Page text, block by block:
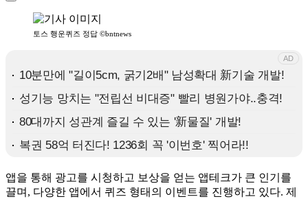
토스 행운퀴즈 정답 ©bntnews
앱을 통해 광고를 시청하고 보상을 얻는 앱테크가 큰 인기를
끌며, 다양한 앱에서 퀴즈 형태의 이벤트를 진행하고 있다. 제